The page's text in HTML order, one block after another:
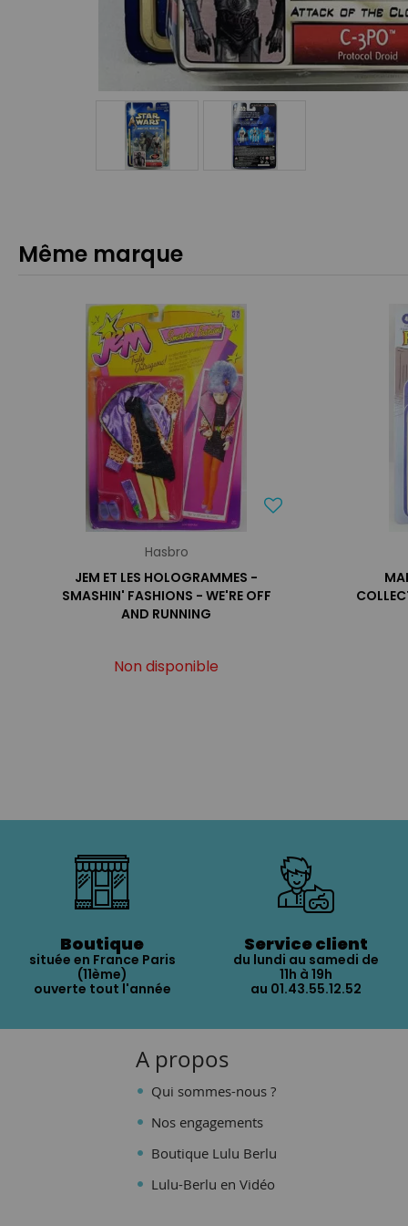
Même marque
Hasbro
JEM ET LES HOLOGRAMMES -
SMASHIN' FASHIONS - WE'RE OFF
AND RUNNING
Non disponible
Boutique
située en France Paris
(11ème)
ouverte tout l'année
Service client
du lundi au samedi de
11h à 19h
au 01.43.55.12.52
A propos
Qui sommes-nous ?
Nos engagements
Boutique Lulu Berlu
Lulu-Berlu en Vidéo